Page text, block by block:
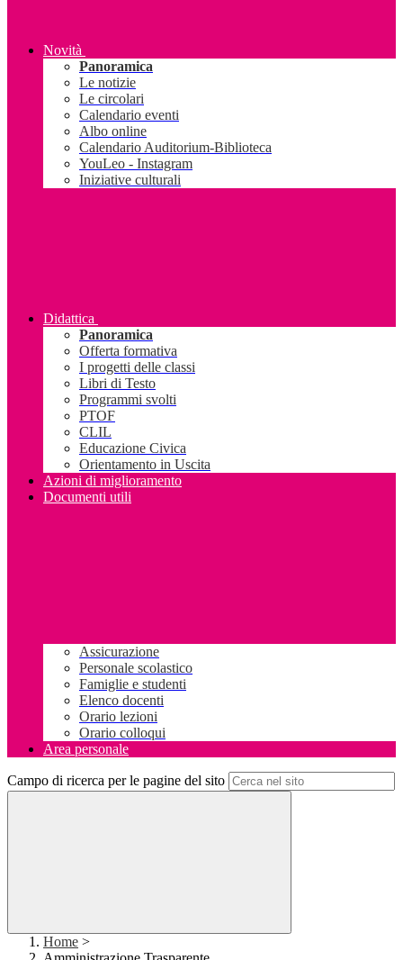
Novità
Panoramica
Le notizie
Le circolari
Calendario eventi
Albo online
Calendario Auditorium-Biblioteca
YouLeo - Instagram
Iniziative culturali
Didattica
Panoramica
Offerta formativa
I progetti delle classi
Libri di Testo
Programmi svolti
PTOF
CLIL
Educazione Civica
Orientamento in Uscita
Azioni di miglioramento
Documenti utili
Assicurazione
Personale scolastico
Famiglie e studenti
Elenco docenti
Orario lezioni
Orario colloqui
Area personale
Campo di ricerca per le pagine del sito
Home >